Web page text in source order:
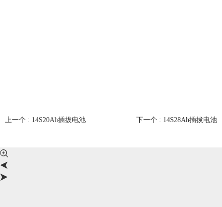
上一个 : 14S20Ah插拔电池 下一个 : 14S28Ah插拔电池